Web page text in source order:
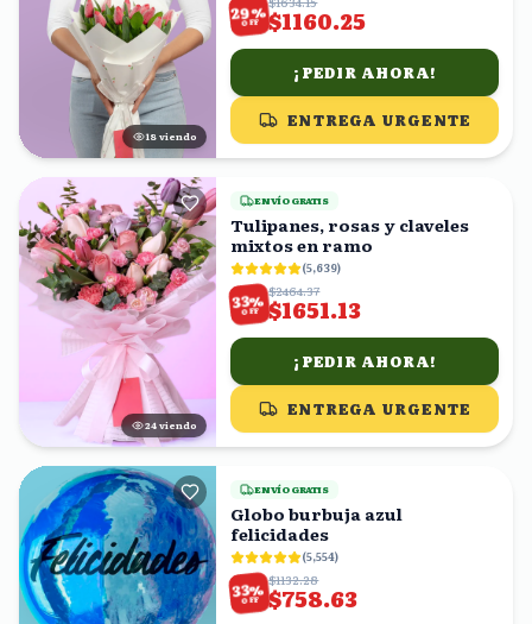
19 viendo
29%
OFF $1160.25
¡PEDIR AHORA!
ENTREGA URGENTE
24 viendo
ENVÍO GRATIS
Tulipanes, rosas y claveles
mixtos en ramo
(5,639)
33%
OFF
$2464.37
$1651.13
¡PEDIR AHORA!
ENTREGA URGENTE
ENVÍO GRATIS
Globo burbuja azul
felicidades
(5,554)
33%
OFF
$1132.28
$758.63